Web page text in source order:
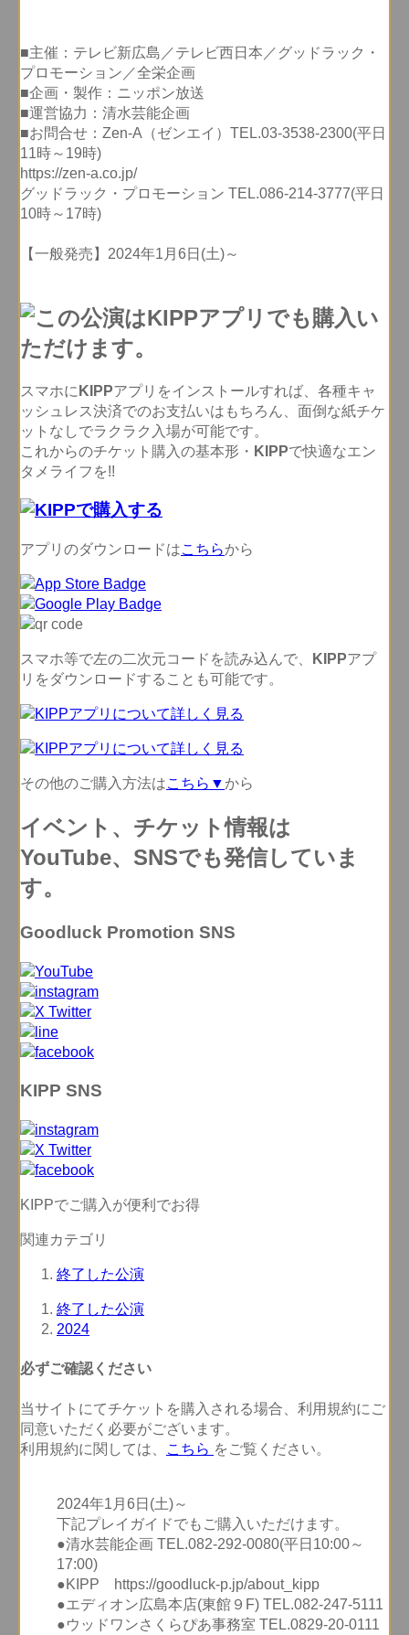
■主催：テレビ新広島／テレビ西日本／グッドラック・
プロモーション／全栄企画
■企画・製作：ニッポン放送
■運営協力：清水芸能企画
■お問合せ：Zen-A（ゼンエイ）TEL.03-3538-2300(平日
11時～19時)
https://zen-a.co.jp/
グッドラック・プロモーション TEL.086-214-3777(平日
10時～17時)
【一般発売】2024年1月6日(土)～
スマホに KIPPアプリをインストールすれば、各種キャ
ッシュレス決済でのお支払いはもちろん、面倒な紙チケ
ットなしでラクラク入場が可能です。
これからのチケット購入の基本形・ KIPPで快適なエン
タメライフを!!
アプリのダウンロードはこちらから
スマホ等で左の二次元コードを読み込んで、 KIPPアプ
リをダウンロードすることも可能です。
その他のご購入方法はこちら▼から
イベント、チケット情報は
YouTube、SNSでも発信していま
す。
Goodluck Promotion SNS
KIPP SNS
KIPPでご購入が便利でお得
関連カテゴリ
終了した公演
終了した公演
2024
必ずご確認ください
当サイトにてチケットを購入される場合、 利用規約にご
同意いただく必要がございます。
利用規約に関しては、
こちら をご覧ください。
2024年1月6日(土)～
下記プレイガイドでもご購入いただけます。
●清水芸能企画 TEL.082-292-0080(平日10:00～
17:00)
●KIPP https://goodluck-p.jp/about_kipp
●エディオン広島本店(東館９F) TEL.082-247-5111
●ウッドワンさくらぴあ事務室 TEL.0829-20-0111